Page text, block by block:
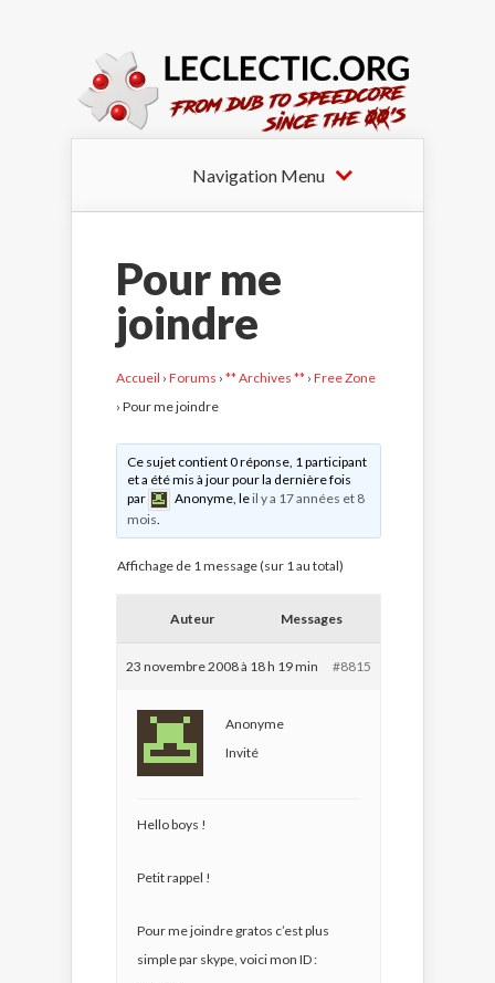
Navigation Menu
Pour me
joindre
Accueil › Forums › ** Archives ** › Free Zone
› Pour me joindre
Ce sujet contient 0 réponse, 1 participant
et a été mis à jour pour la dernière fois
par
Anonyme , leil y a 17 années et 8
mois
Affichage de 1 message (sur 1 au total)
Auteur Messages
23 novembre 2008 à 18 h 19 min #8815
Anonyme
Invité
Hello boys !
Petit rappel !
Pour me joindre gratos c’est plus
simple par skype, voici mon ID :